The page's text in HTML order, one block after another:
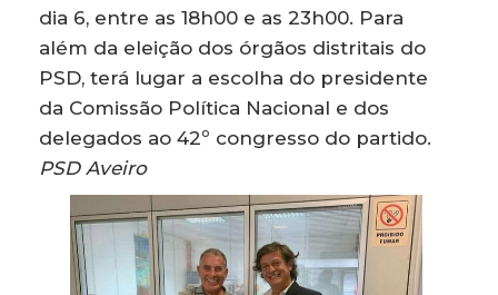
dia 6, entre as 18h00 e as 23h00. Para
além da eleição dos órgãos distritais do
PSD, terá lugar a escolha do presidente
da Comissão Política Nacional e dos
delegados ao 42º congresso do partido.
PSD Aveiro